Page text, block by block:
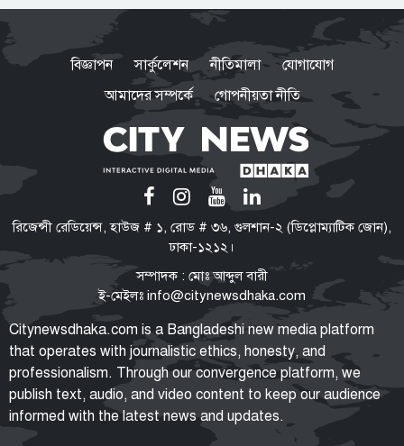
দেওয়ার সুযোগ দিল, বিবিসি বাংলাকে
যা বললেন স্বরাষ্ট্রমন্ত্রী
মারো না কেন ওদের?
ওবায়দুল কাদের-সাদ্দামের কল রেকর্ড
ট্রাইব্যুনালে দাখিল
তনু হত্যা মামলা
সাবেক সেনাসদস্য হাফিজুরের জামিন
স্থগিত, ২৪ ঘণ্টার মধ্যে আত্মসমর্পণের
নির্দেশ
বাংলাদেশে রাষ্ট্রপতি নির্বাচন যেভাবে
হয়: সংবিধান কী বলে, কবে থেকে শুরু
এই পদ্ধতি?
প্রথম শ্রেণিতে ভর্তি লটারিতে, বাকি সব
বিজ্ঞাপন সার্কুলেশন নীতিমালা
যোগাযোগ
আমাদের সম্পর্কে
গোপনীয়তা নীতি
রিজেন্সী রেডিয়েন্স, হাউজ # ১, রোড # ৩৬, গুলশান-২ (ডিপ্লোম্যাটিক জোন),
ঢাকা-১২১২।
সম্পাদক : মোঃ আব্দুল বারী
ই-মেইলঃ info@citynewsdhaka.com
Citynewsdhaka.com is a Bangladeshi new media platform
that operates with journalistic ethics, honesty, and
professionalism. Through our convergence platform, we
publish text, audio, and video content to keep our audience
informed with the latest news and updates.